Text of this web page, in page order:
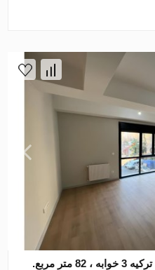
آپارتمان در Besiktas، Istanbul ، ترکیه 3 خوابه ، 82 متر مربع.